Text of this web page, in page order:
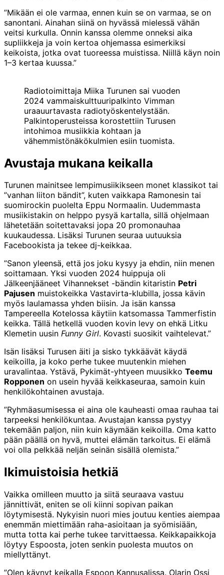
”Mikään ei ole varmaa, ennen kuin se on varmaa, se on
sanontani. Ainahan siinä on hyvässä mielessä vähän
veitsi kurkulla. Onnin kanssa olemme onneksi aika
supliikkeja ja voin kertoa ohjemassa esimerkiksi
keikoista, jotka ovat tuoreessa muistissa. Niillä käyn noin
1–3 kertaa kuussa.”
Radiotoimittaja Miika Turunen sai vuoden
2024 vammaiskulttuuripalkinto Vimman
uraauurtavasta radiotyöskentelystään.
Palkintoperusteissa korostettiin Turusen
intohimoa musiikkia kohtaan ja
vähemmistönäkökulmien esiin tuomista.
Avustaja mukana keikalla
Turunen mainitsee lempimusiikikseen monet klassikot tai
”vanhan liiton bändit”, kuten vaikkapa Ramonesin tai
suomirockin puolelta Eppu Normaalin. Uudemmasta
musiikistakin on helppo pysyä kartalla, sillä ohjelmaan
lähetetään soitettavaksi jopa 20 promonauhaa
kuukaudessa. Lisäksi Turunen seuraa uutuuksia
Facebookista ja tekee dj-keikkaa.
”Sanon yleensä, että jos joku kysyy ja ehdin, niin menen
soittamaan. Yksi vuoden 2024 huippuja oli
Jälkeenjääneet Vihannekset -bändin kitaristin Petri
Pajusen muistokeikka Vastavirta-klubilla, jossa kävin
myös laulamassa yhden biisin. Ja isän kanssa
Tampereella Kotelossa käytiin katsomassa Tammerfistin
keikka. Tällä hetkellä vuoden kovin levy on ehkä Litku
Klemetin uusin Funny Girl. Kovasti suosikit vaihtelevat.”
Isän lisäksi Turusen äiti ja sisko tykkäävät käydä
keikoilla, ja koko perhe tukee muutenkin miehen
uravalintaa. Ystävä, Pykimät-yhtyeen muusikko Teemu
Ropponen on usein hyvää keikkaseuraa, samoin kuin
henkilökohtainen avustaja.
”Ryhmäasumisessa ei aina ole kauheasti omaa rauhaa tai
tarpeeksi henkilökuntaa. Avustajan kanssa pystyy
tekemään paljon, niin kuin käymään keikoilla. Oma katto
pään päällä on hyvä, muttei elämän tarkoitus. Ei elämä
voi olla pelkkää neljän seinän sisällä olemista.”
Ikimuistoisia hetkiä
Vaikka omilleen muutto ja siitä seuraava vastuu
jännittivät, eniten se oli kiinni sopivan paikan
löytymisestä. Nykyisin nuori mies joutuu kenties aiempaa
enemmän miettimään raha-asioitaan ja syömisiään,
mutta totta kai perhe tukee tarvittaessa. Keikkapaikkoja
löytyy Espoosta, joten senkin puolesta muutos on
miellyttänyt.
”Olen käynyt keikalla Espoon Kannusalissa. Olarin Ossi